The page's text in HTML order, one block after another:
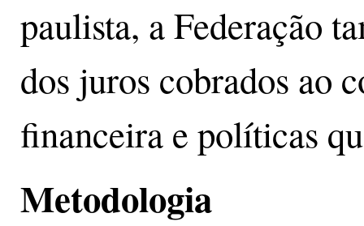
paulista, a Federação
dos juros cobrados ao
financeira e políticas
Metodologia